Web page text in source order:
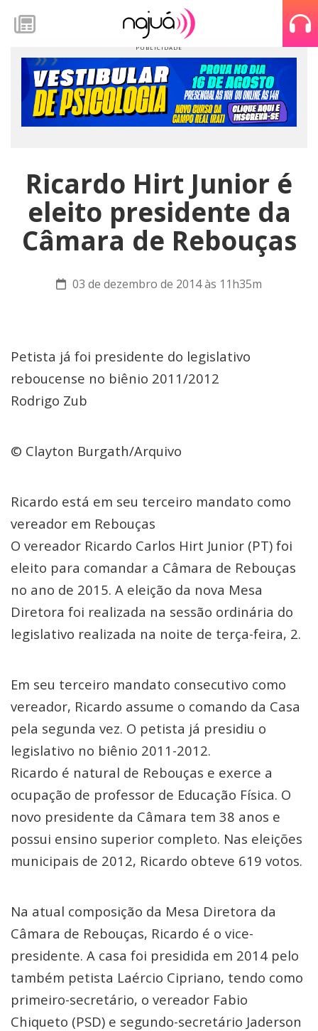
Ricardo Hirt Junior é
eleito presidente da
Câmara de Rebouças
03 de dezembro de 2014 às 11h35m
Petista já foi presidente do legislativo
reboucense no biênio 2011/2012
Rodrigo Zub
© Clayton Burgath/Arquivo
Ricardo está em seu terceiro mandato como
vereador em Rebouças
O vereador Ricardo Carlos Hirt Junior (PT) foi
eleito para comandar a Câmara de Rebouças
no ano de 2015. A eleição da nova Mesa
Diretora foi realizada na sessão ordinária do
legislativo realizada na noite de terça-feira, 2.
Em seu terceiro mandato consecutivo como
vereador, Ricardo assume o comando da Casa
pela segunda vez. O petista já presidiu o
legislativo no biênio 2011-2012.
Ricardo é natural de Rebouças e exerce a
ocupação de professor de Educação Física. O
novo presidente da Câmara tem 38 anos e
possui ensino superior completo. Nas eleições
municipais de 2012, Ricardo obteve 619 votos.
Na atual composição da Mesa Diretora da
Câmara de Rebouças, Ricardo é o vice-
presidente. A casa foi presidida em 2014 pelo
também petista Laércio Cipriano, tendo como
primeiro-secretário, o vereador Fabio
Chiqueto (PSD) e segundo-secretário Jaderson